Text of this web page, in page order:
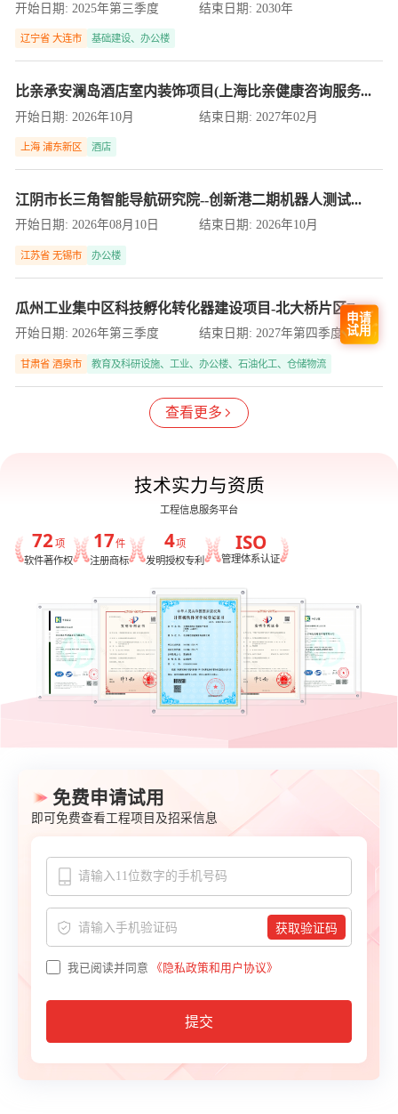
申请
试用
开始日期: 2025年第三季度 结束日期: 2030年
辽宁省 大连市 基础建设、办公楼
比亲承安澜岛酒店室内装饰项目(上海比亲健康咨询服务...
开始日期: 2026年10月 结束日期: 2027年02月
上海 浦东新区 酒店
江阴市长三角智能导航研究院--创新港二期机器人测试...
开始日期: 2026年08月10日 结束日期: 2026年10月
江苏省 无锡市 办公楼
瓜州工业集中区科技孵化转化器建设项目-北大桥片区E...
开始日期: 2026年第三季度 结束日期: 2027年第四季度
甘肃省 酒泉市 教育及科研设施、工业、办公楼、石油化工、仓储物流
查看更多
技术实力与资质
工程信息服务平台
72项
软件著作权
17件
注册商标
4项
发明授权专利
ISO
管理体系认证
免费申请试用
即可免费查看工程项目及招采信息
获取验证码
我已阅读并同意 《隐私政策和用户协议》
提交